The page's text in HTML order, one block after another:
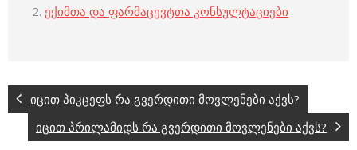
2. ექიმთა და ფარმაცევტთა კონსულტაციები
იცით პიკცეფს რა გვერდითი მოვლენები აქვს?
იცით პრილამიდს რა გვერდითი მოვლენები აქვს?